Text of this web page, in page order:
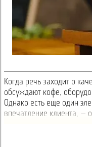
Когда речь заходит о
обсуждают кофе,
Однако есть еще один
впечатление клиента, —